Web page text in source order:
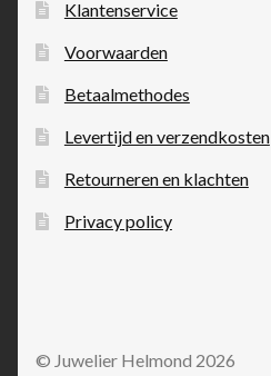
Klantenservice
Voorwaarden
Betaalmethodes
Levertijd en verzendkosten
Retourneren en klachten
Privacy policy
© Juwelier Helmond 2026